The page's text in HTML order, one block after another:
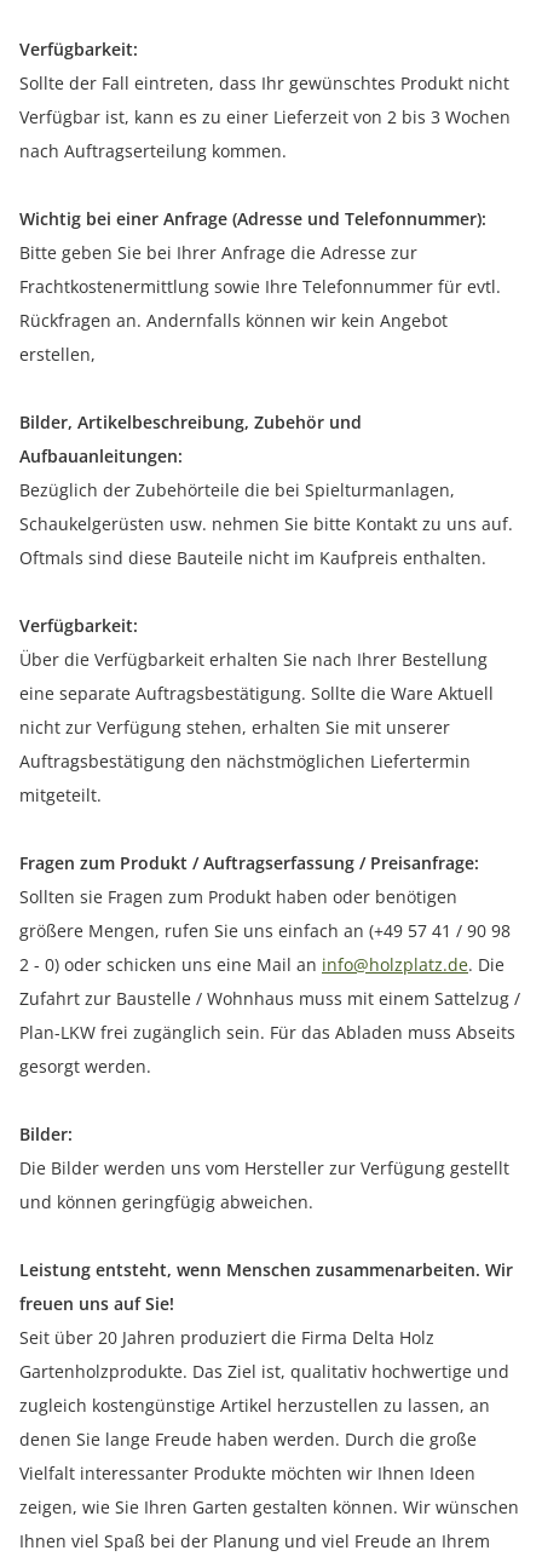
Verfügbarkeit:
Sollte der Fall eintreten, dass Ihr gewünschtes Produkt nicht
Verfügbar ist, kann es zu einer Lieferzeit von 2 bis 3 Wochen
nach Auftragserteilung kommen.
Wichtig bei einer Anfrage (Adresse und Telefonnummer):
Bitte geben Sie bei Ihrer Anfrage die Adresse zur
Frachtkostenermittlung sowie Ihre Telefonnummer für evtl.
Rückfragen an. Andernfalls können wir kein Angebot
erstellen,
Bilder, Artikelbeschreibung, Zubehör und
Aufbauanleitungen:
Bezüglich der Zubehörteile die bei Spielturmanlagen,
Schaukelgerüsten usw. nehmen Sie bitte Kontakt zu uns auf.
Oftmals sind diese Bauteile nicht im Kaufpreis enthalten.
Verfügbarkeit:
Über die Verfügbarkeit erhalten Sie nach Ihrer Bestellung
eine separate Auftragsbestätigung. Sollte die Ware Aktuell
nicht zur Verfügung stehen, erhalten Sie mit unserer
Auftragsbestätigung den nächstmöglichen Liefertermin
mitgeteilt.
Fragen zum Produkt / Auftragserfassung / Preisanfrage:
Sollten sie Fragen zum Produkt haben oder benötigen
größere Mengen, rufen Sie uns einfach an (+49 57 41 / 90 98
2 - 0) oder schicken uns eine Mail an info@holzplatz.de. Die
Zufahrt zur Baustelle / Wohnhaus muss mit einem Sattelzug /
Plan-LKW frei zugänglich sein. Für das Abladen muss Abseits
gesorgt werden.
Bilder:
Die Bilder werden uns vom Hersteller zur Verfügung gestellt
und können geringfügig abweichen.
Leistung entsteht, wenn Menschen zusammenarbeiten. Wir
freuen uns auf Sie!
Seit über 20 Jahren produziert die Firma Delta Holz
Gartenholzprodukte. Das Ziel ist, qualitativ hochwertige und
zugleich kostengünstige Artikel herzustellen zu lassen, an
denen Sie lange Freude haben werden. Durch die große
Vielfalt interessanter Produkte möchten wir Ihnen Ideen
zeigen, wie Sie Ihren Garten gestalten können. Wir wünschen
Ihnen viel Spaß bei der Planung und viel Freude an Ihrem